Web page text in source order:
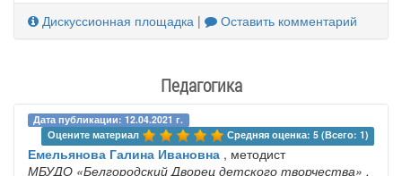
Дискуссионная площадка | Оставить комментарий
Педагогика
Дата публикации: 12.04.2021 г.
Оцените материал
Средняя оценка: 5 (Всего: 1)
Емельянова Галина Ивановна , методист
МБУДО «Белгородский Дворец детского творчества» ,